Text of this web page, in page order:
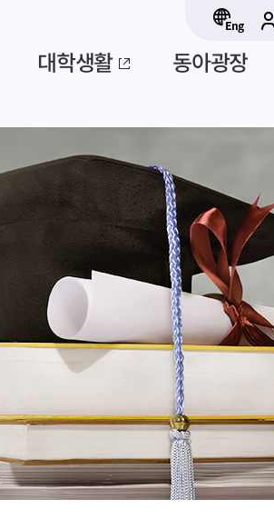
대학생활 동아광장